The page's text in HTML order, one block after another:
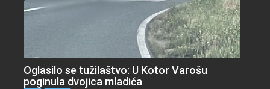
Oglasilo se tužilaštvo: U Kotor Varošu
poginula dvojica mladića